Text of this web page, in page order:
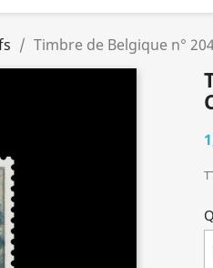
Timbre de Belgique n°